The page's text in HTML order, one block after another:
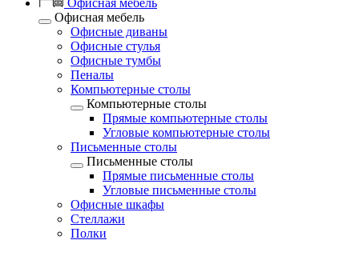
Офисная мебель
Офисная мебель
Офисные диваны
Офисные стулья
Офисные тумбы
Пеналы
Компьютерные столы
Компьютерные столы
Прямые компьютерные столы
Угловые компьютерные столы
Письменные столы
Письменные столы
Прямые письменные столы
Угловые письменные столы
Офисные шкафы
Стеллажи
Полки